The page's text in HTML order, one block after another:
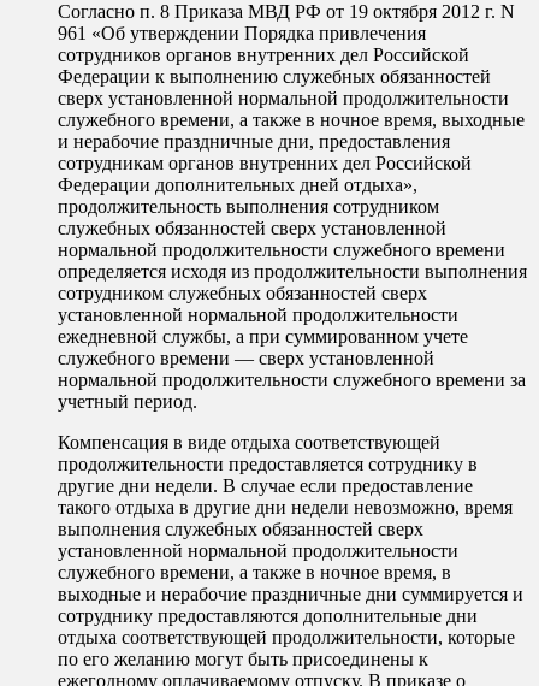
Согласно п. 8 Приказа МВД РФ от 19 октября 2012 г. N
961 «Об утверждении Порядка привлечения
сотрудников органов внутренних дел Российской
Федерации к выполнению служебных обязанностей
сверх установленной нормальной продолжительности
служебного времени, а также в ночное время, выходные
и нерабочие праздничные дни, предоставления
сотрудникам органов внутренних дел Российской
Федерации дополнительных дней отдыха»,
продолжительность выполнения сотрудником
служебных обязанностей сверх установленной
нормальной продолжительности служебного времени
определяется исходя из продолжительности выполнения
сотрудником служебных обязанностей сверх
установленной нормальной продолжительности
ежедневной службы, а при суммированном учете
служебного времени — сверх установленной
нормальной продолжительности служебного времени за
учетный период.
Компенсация в виде отдыха соответствующей
продолжительности предоставляется сотруднику в
другие дни недели. В случае если предоставление
такого отдыха в другие дни недели невозможно, время
выполнения служебных обязанностей сверх
установленной нормальной продолжительности
служебного времени, а также в ночное время, в
выходные и нерабочие праздничные дни суммируется и
сотруднику предоставляются дополнительные дни
отдыха соответствующей продолжительности, которые
по его желанию могут быть присоединены к
ежегодному оплачиваемому отпуску. В приказе о